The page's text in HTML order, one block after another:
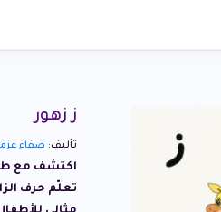
ز زهور
تأليف: صفاء
اكتشف مع
تعلّم حرف